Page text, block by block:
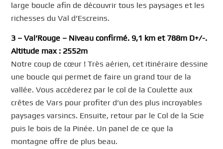
large boucle afin de découvrir tous les paysages et les
richesses du Val d’Escreins.
3 – Val’Rouge – Niveau confirmé. 9,1 km et 788m D+/-.
Altitude max : 2552m
Notre coup de cœur ! Très aérien, cet itinéraire dessine
une boucle qui permet de faire un grand tour de la
vallée. Vous accéderez par le col de la Coulette aux
crêtes de Vars pour profiter d’un des plus incroyables
paysages varsincs. Ensuite, retour par le Col de la Scie
puis le bois de la Pinée. Un panel de ce que la
montagne offre de plus beau.